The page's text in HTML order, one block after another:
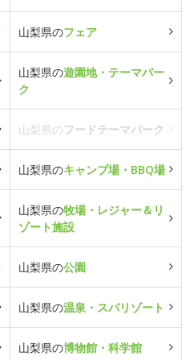
山梨県のフェア
山梨県の遊園地・テーマパー
ク
山梨県のフードテーマパーク
山梨県のキャンプ場・BBQ場
山梨県の牧場・レジャー＆リ
ゾート施設
山梨県の公園
山梨県の温泉・スパリゾート
山梨県の博物館・科学館